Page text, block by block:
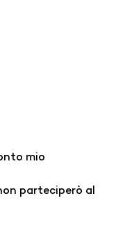
mio
parteciperò al